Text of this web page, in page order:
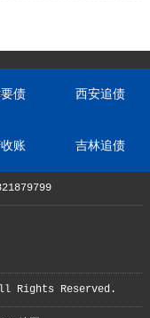
债 西安追债
账 吉林追债
Rights Reserved.